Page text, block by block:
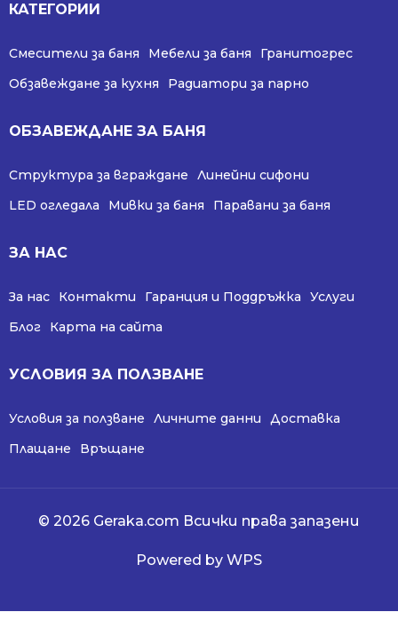
КАТЕГОРИИ
Смесители за баня Мебели за баня
Гранитогрес
Обзавеждане за кухня
Радиатори за парно
ОБЗАВЕЖДАНЕ ЗА БАНЯ
Структура за вграждане
Линейни сифони
LED огледала
Мивки за баня Паравани за баня
ЗА НАС
За нас Контакти Гаранция и Поддръжка
Услуги
Блог
Карта на сайта
УСЛОВИЯ ЗА ПОЛЗВАНЕ
Условия за ползване Личните данни
Доставка
Плащане
Връщане
© 2026 Geraka.com Всички права запазени
Powered by WPS